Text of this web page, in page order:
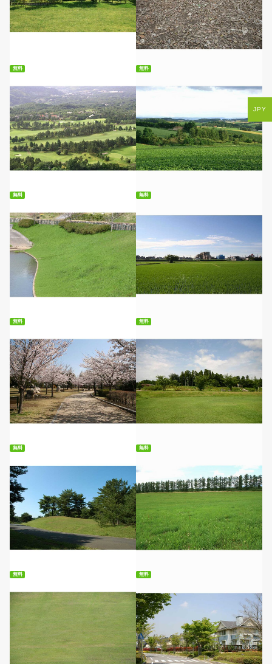
無料ダウンロード
無料
無料ダウンロード
無料
無料ダウンロード
無料
無料ダウンロード
無料
無料ダウンロード
無料
無料ダウンロード
無料
無料ダウンロード
無料
無料ダウンロード
無料
無料ダウンロード
無料 無料
JPY